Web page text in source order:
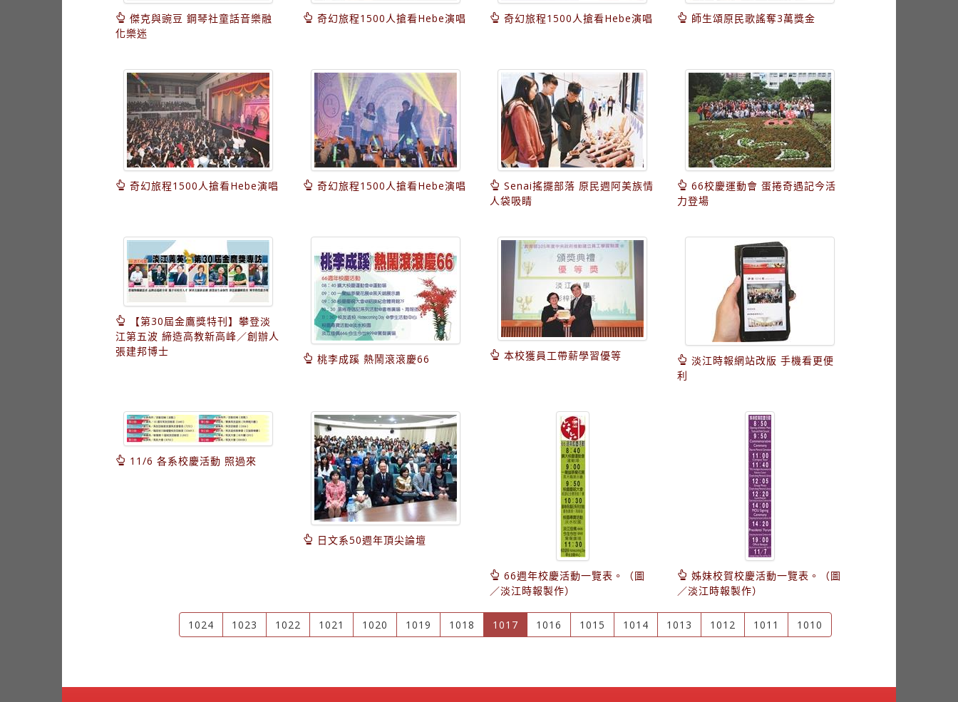
傑克與豌豆 鋼琴社童話音樂融
化樂迷
奇幻旅程1500人搶看Hebe演唱 奇幻旅程1500人搶看Hebe演唱 師生頌原民歌謠奪3萬獎金
奇幻旅程1500人搶看Hebe演唱 奇幻旅程1500人搶看Hebe演唱
Senai搖擺部落 原民週阿美族情
人袋吸睛
66校慶運動會 蛋捲奇遇記今活
力登場
【第30屆金鷹獎特刊】攀登淡
江第五波 締造高教新高峰／創辦人
張建邦博士
桃李成蹊 熱鬧滾滾慶66 本校獲員工帶薪學習優等
淡江時報網站改版 手機看更便
利
11/6 各系校慶活動 照過來
日文系50週年頂尖論壇
66週年校慶活動一覽表。（圖
／淡江時報製作）
姊妹校賀校慶活動一覽表。（圖
／淡江時報製作）
1024 1023 1022 1021 1020 1019 1018 1017 (current)
1016 1015 1014 1013 1012 1011 1010